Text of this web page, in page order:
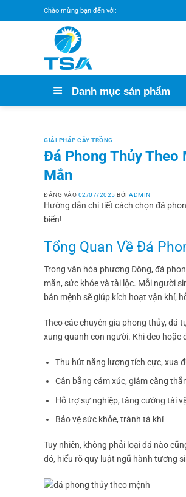
qua
Chào mừng bạn đến với:
Danh mục sản phẩm
GIẢI PHÁP CÂY TRỒNG
Đá Phong Thủy Theo
Mắn
ĐĂNG VÀO 02/07/2025 BỞIADMIN
Hướng dẫn chi tiết cách chọn đá
biến!
Tổng Quan Về Đá
Trong văn hóa phương Đông, đá
mắn, sức khỏe và tài lộc. Mỗi người
bản mệnh sẽ giúp kích hoạt vận khí,
Theo các chuyên gia phong thủy, đá
xung quanh con người. Khi đeo hoặc
Thu hút năng lượng tích cực, xua
Cân bằng cảm xúc, giảm căng
Hỗ trợ sự nghiệp, tăng cường tài
Bảo vệ sức khỏe, tránh tà khí
Tuy nhiên, không phải loại đá nào
đó, hiểu rõ quy luật ngũ hành tương